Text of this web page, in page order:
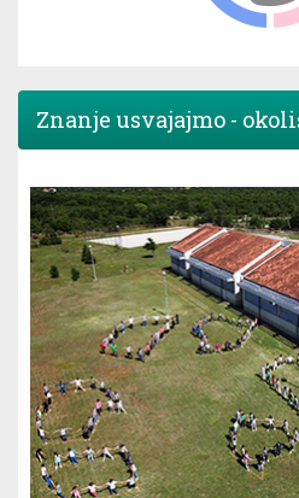
Znanje usvajajmo -